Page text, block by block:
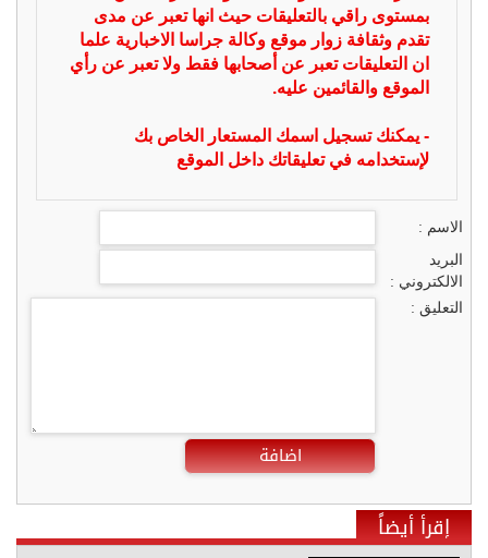
بمستوى راقي بالتعليقات حيث انها تعبر عن مدى
تقدم وثقافة زوار موقع وكالة جراسا الاخبارية علما
ان التعليقات تعبر عن أصحابها فقط ولا تعبر عن رأي
الموقع والقائمين عليه.
- يمكنك تسجيل اسمك المستعار الخاص بك
لإستخدامه في تعليقاتك داخل الموقع
الاسم :
البريد
الالكتروني :
التعليق :
اضافة
إقرأ أيضاً